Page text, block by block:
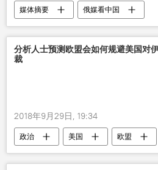
媒体摘要 俄媒看中国
分析人士预测欧盟会如何规避美国对
裁
2018年9月29日, 19:34
政治 美国 欧盟
伊核协议